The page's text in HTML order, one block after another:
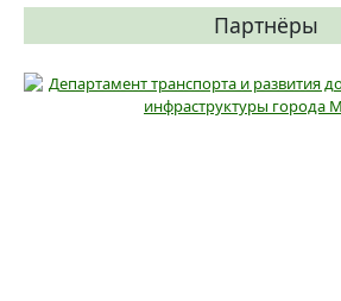
Партнёры